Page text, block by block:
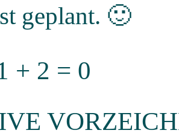
geplant. 🙂
+ 2 = 0